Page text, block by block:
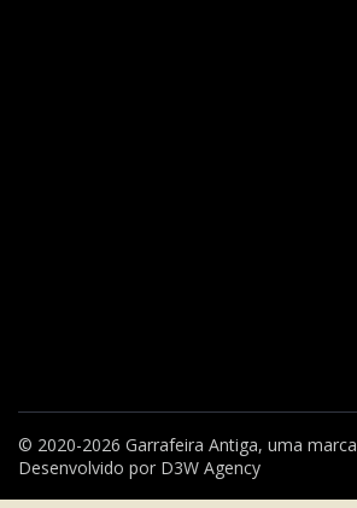
© 2020-2026 Garrafeira Antiga, uma marca
Desenvolvido por D3W Agency